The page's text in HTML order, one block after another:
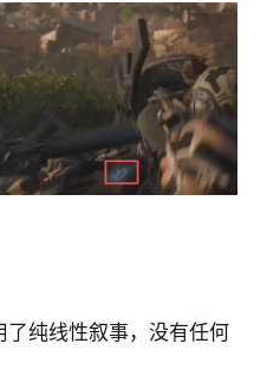
纯线性叙事，没有任何